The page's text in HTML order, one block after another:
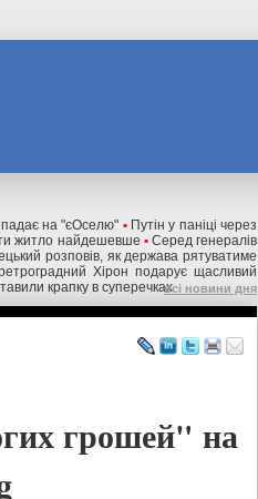
на "єОселю" • Путін у паніці через
житло найдешевше • Серед генералів
розповів, як держава рятуватиме
Хірон подарує щасливий
крапку в суперечкахвсі новини дня
грошей" на